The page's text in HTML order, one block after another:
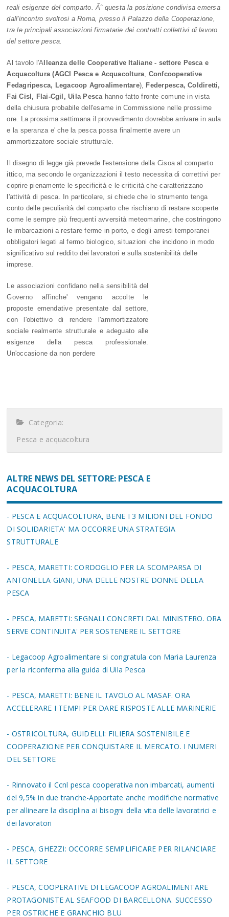
reali esigenze del comparto. Ãˆ questa la posizione condivisa emersa
dall'incontro svoltosi a Roma, presso il Palazzo della Cooperazione,
tra le principali associazioni firmatarie dei contratti collettivi di lavoro
del settore pesca.
Al tavolo l'A lleanza delle Cooperative Italiane - settore Pesca e
Acquacoltura (AGCI Pesca e Acquacoltura, Confcooperative
Fedagripesca, Legacoop Agroalimentare), Federpesca, Coldiretti,
Fai Cisl, Flai-Cgil, Uila Pesca hanno fatto fronte comune in vista
della chiusura probabile dell'esame in Commissione nelle prossime
ore. La prossima settimana il provvedimento dovrebbe arrivare in aula
e la speranza e' che la pesca possa finalmente avere un
ammortizzatore sociale strutturale.
Il disegno di legge già prevede l'estensione della Cisoa al comparto
ittico, ma secondo le organizzazioni il testo necessita di correttivi per
coprire pienamente le specificità e le criticità che caratterizzano
l'attività di pesca. In particolare, si chiede che lo strumento tenga
conto delle peculiarità del comparto che rischiano di restare scoperte
come le sempre più frequenti avversità meteomarine, che costringono
le imbarcazioni a restare ferme in porto, e degli arresti temporanei
obbligatori legati al fermo biologico, situazioni che incidono in modo
significativo sul reddito dei lavoratori e sulla sostenibilità delle
imprese.
Le associazioni confidano nella sensibilità del
Governo affinche' vengano accolte le
proposte emendative presentate dal settore,
con l'obiettivo di rendere l'ammortizzatore
sociale realmente strutturale e adeguato alle
esigenze della pesca professionale.
Un'occasione da non perdere
Categoria:
Pesca e acquacoltura
ALTRE NEWS DEL SETTORE: PESCA E
ACQUACOLTURA
- PESCA E ACQUACOLTURA, BENE I 3 MILIONI DEL FONDO
DI SOLIDARIETA' MA OCCORRE UNA STRATEGIA
STRUTTURALE
- PESCA, MARETTI: CORDOGLIO PER LA SCOMPARSA DI
ANTONELLA GIANI, UNA DELLE NOSTRE DONNE DELLA
PESCA
- PESCA, MARETTI: SEGNALI CONCRETI DAL MINISTERO. ORA
SERVE CONTINUITA' PER SOSTENERE IL SETTORE
- Legacoop Agroalimentare si congratula con Maria Laurenza
per la riconferma alla guida di Uila Pesca
- PESCA, MARETTI: BENE IL TAVOLO AL MASAF. ORA
ACCELERARE I TEMPI PER DARE RISPOSTE ALLE MARINERIE
- OSTRICOLTURA, GUIDELLI: FILIERA SOSTENIBILE E
COOPERAZIONE PER CONQUISTARE IL MERCATO. I NUMERI
DEL SETTORE
- Rinnovato il Ccnl pesca cooperativa non imbarcati, aumenti
del 9,5% in due tranche-Apportate anche modifiche normative
per allineare la disciplina ai bisogni della vita delle lavoratrici e
dei lavoratori
- PESCA, GHEZZI: OCCORRE SEMPLIFICARE PER RILANCIARE
IL SETTORE
- PESCA, COOPERATIVE DI LEGACOOP AGROALIMENTARE
PROTAGONISTE AL SEAFOOD DI BARCELLONA. SUCCESSO
PER OSTRICHE E GRANCHIO BLU